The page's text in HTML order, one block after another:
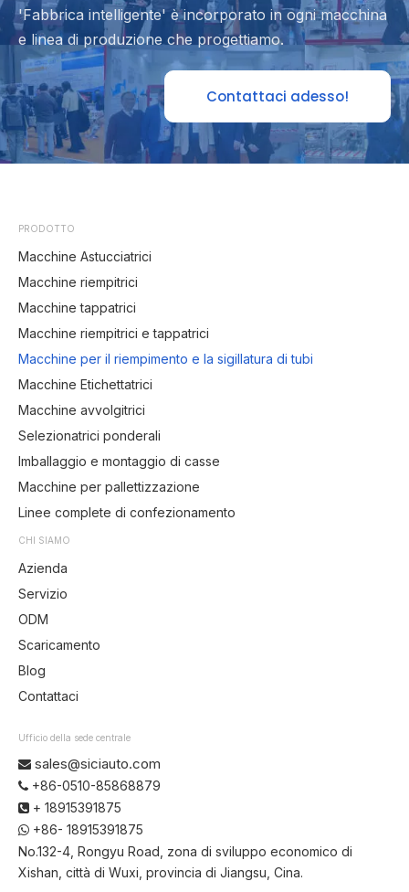
'Fabbrica intelligente' è incorporato in ogni macchina
e linea di produzione che progettiamo.
Contattaci adesso!
PRODOTTO
Macchine Astucciatrici
Macchine riempitrici
Macchine tappatrici
Macchine riempitrici e tappatrici
Macchine per il riempimento e la sigillatura di tubi
Macchine Etichettatrici
Macchine avvolgitrici
Selezionatrici ponderali
Imballaggio e montaggio di casse
Macchine per pallettizzazione
Linee complete di confezionamento
CHI SIAMO
Azienda
Servizio
ODM
Scaricamento
Blog
Contattaci
Ufficio della sede centrale
 sales@siciauto.com
 +86-0510-85868879
 + 18915391875
 +86- 18915391875
No.132-4, Rongyu Road, zona di sviluppo economico di
Xishan, città di Wuxi, provincia di Jiangsu, Cina.